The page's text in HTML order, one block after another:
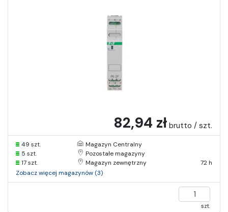
82,94 zł brutto / szt.
49 szt.
Magazyn Centralny
5 szt.
Pozostałe magazyny
17 szt.
Magazyn zewnętrzny
72 h
Zobacz więcej magazynów (3)
szt.